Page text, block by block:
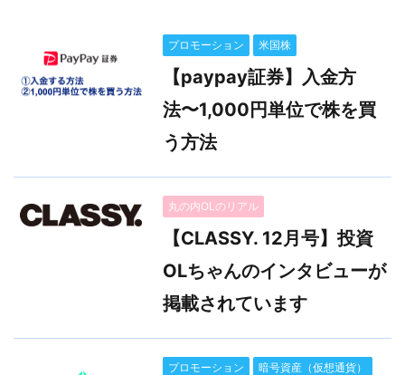
プロモーション 米国株
【paypay証券】入金方
法〜1,000円単位で株を買
う方法
丸の内OLのリアル
【CLASSY. 12月号】投資
OLちゃんのインタビューが
掲載されています
プロモーション 暗号資産（仮想通貨）